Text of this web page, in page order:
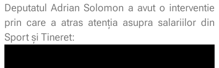
Deputatul Adrian Solomon a avut o interventie
prin care a atras atenția asupra salariilor din
Sport și Tineret: